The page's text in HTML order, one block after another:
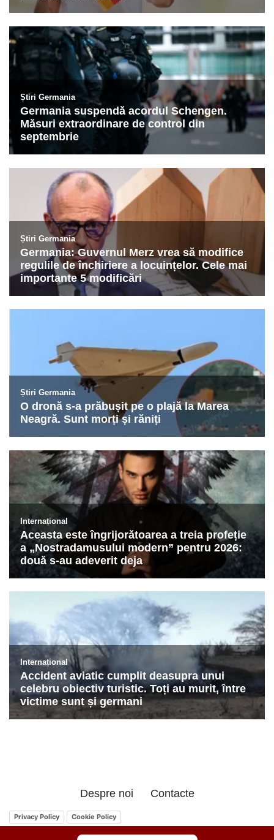
Despre noi Contacte
Privacy Policy Cookie Policy